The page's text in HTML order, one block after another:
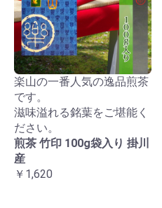
楽山の一番人気の逸品煎茶
です。
滋味溢れる銘葉をご堪能く
ださい。
煎茶 竹印 100g袋入り 掛川
産
￥1,620